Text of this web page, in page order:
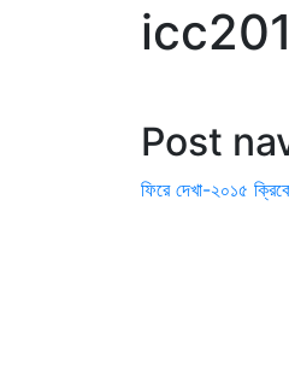
Post
ফিরে দেখা-২০১৫